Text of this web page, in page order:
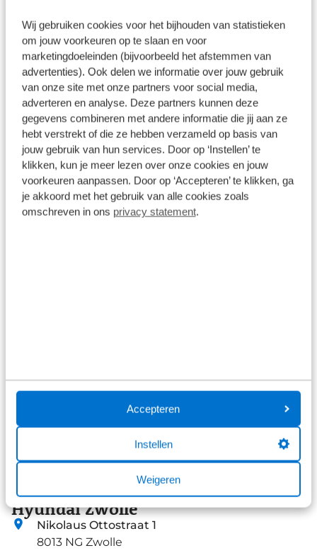
Wij gebruiken cookies voor het bijhouden van statistieken
om jouw voorkeuren op te slaan en voor
marketingdoeleinden (bijvoorbeeld het afstemmen van
advertenties). Ook delen we informatie over jouw gebruik
van onze site met onze partners voor social media,
adverteren en analyse. Deze partners kunnen deze
gegevens combineren met andere informatie die jij aan ze
hebt verstrekt of die ze hebben verzameld op basis van
jouw gebruik van hun services. Door op ‘Instellen’ te
klikken, kun je meer lezen over onze cookies en jouw
voorkeuren aanpassen. Door op ‘Accepteren’ te klikken, ga
je akkoord met het gebruik van alle cookies zoals
omschreven in ons privacy statement.
Accepteren
Instellen
Weigeren
continu voor u de situatie op en om de weg in de
gaten. Volautomatische veiligheidssystemen
kunnen daarbij ingrijpen om u voor gevaarlijke
situaties te behoeden. Het Lane-keeping systeem
registreert permanent of u binnen de lijnen van de
rijstrook blijft; dwaalt u onbedoeld af, dan
waarschuwt het systeem en corrigeert de koers. Op
een kop-staartbotsing zit niemand te wachten.
Daarom is de forward collision warning onderweg
constant alert en berekent via een sensor de veilige
afstand tot voorliggers. De veiligheid van deze auto
wordt verder verhoogd door hill hold functie,
autonoom remsysteem en
Wat klanten over ons zeggen
9,5140 reviews
5 128 reviews
4 8 reviews
3
Dit voertuig staat bij:
Hyundai Zwolle
Nikolaus Ottostraat 1
8013 NG Zwolle